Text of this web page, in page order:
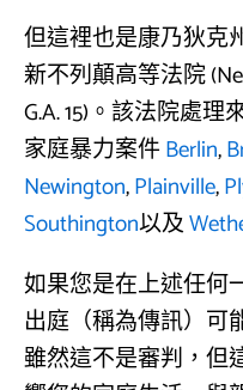
但這裡也是康乃狄克
新不列顛高等法院
G.A. 15)。該法院處
家庭暴力案件Berlin,
Newington,Plainville,
Southington以及
如果您是在上述任何
出庭（稱為傳訊）可
雖然這不是審判，但